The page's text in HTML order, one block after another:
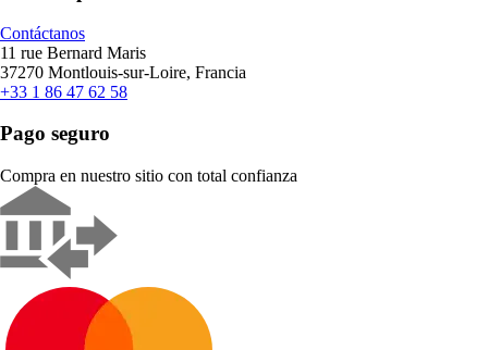
Contáctanos
11 rue Bernard Maris
37270 Montlouis-sur-Loire, Francia
+33 1 86 47 62 58
Pago seguro
Compra en nuestro sitio con total confianza